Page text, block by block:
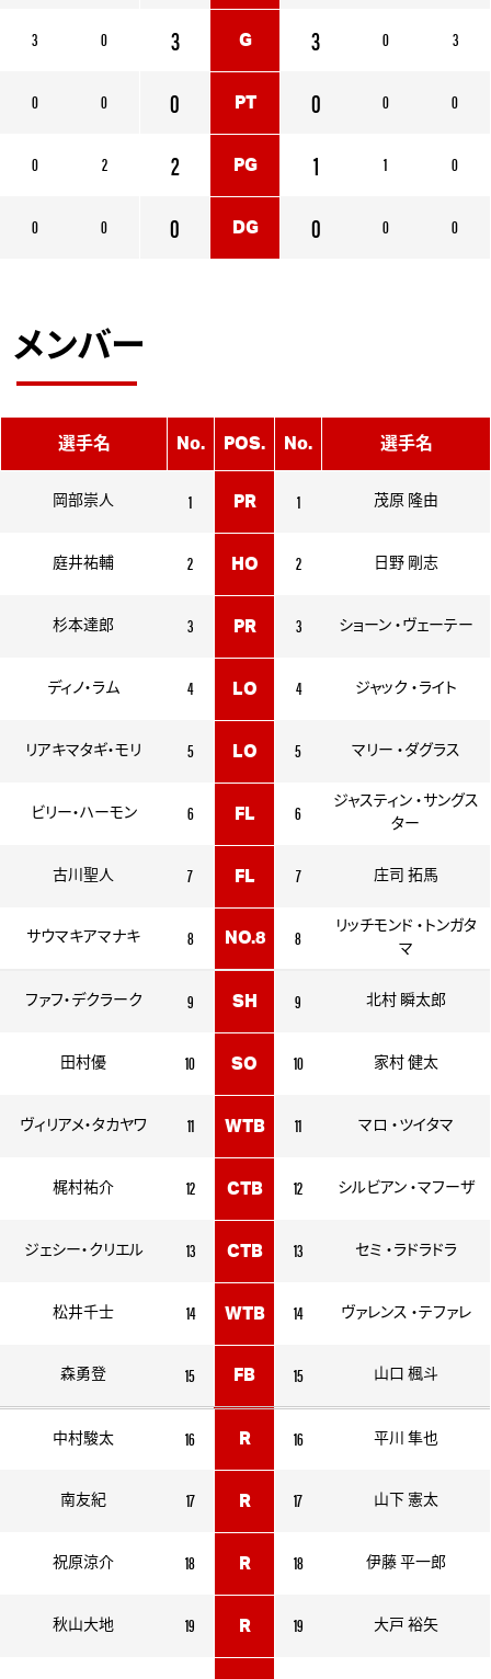
3 0
0 0
0 2
0 0
3
G
3
0
PT
0
2
PG
1
0
DG 0
0 3
0 0
1 0
0 0
メンバー
選手名 No. POS. No. 選手名
岡部崇人 1 PR 1 茂原 隆由
庭井祐輔 2 HO 2 日野 剛志
杉本達郎 3 PR 3 ショーン ・ヴェーテー
ディノ・ラム 4 LO 4 ジャック ・ライト
リアキマタギ・モリ 5 LO 5 マリー ・ダグラス
ビリー・ハーモン 6 FL 6
ジャスティン ・サングス
ター
古川聖人 7 FL 7 庄司 拓馬
サウマキアマナキ 8 NO.8 8
リッチモンド ・トンガタ
マ
ファフ・デクラーク 9 SH 9 北村 瞬太郎
田村優 10 SO 10 家村 健太
ヴィリアメ・タカヤワ 11 WTB 11 マロ ・ツイタマ
梶村祐介 12 CTB 12 シルビアン ・マフーザ
ジェシー・クリエル 13 CTB 13 セミ ・ラドラドラ
松井千士 14 WTB 14 ヴァレンス ・テファレ
森勇登 15 FB 15 山口 楓斗
中村駿太 16 R 16 平川 隼也
南友紀 17 R 17 山下 憲太
祝原涼介 18 R 18 伊藤 平一郎
秋山大地 19 R 19 大戸 裕矢